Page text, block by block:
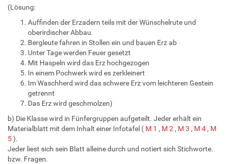
(Lösung:
Auffinden der Erzadern teils mit der Wünschelrute und
oberirdischer Abbau.
Bergleute fahren in Stollen ein und bauen Erz ab
Unter Tage werden Feuer gesetzt
Mit Haspeln wird das Erz hochgezogen
In einem Pochwerk wird es zerkleinert
Im Waschherd wird das schwere Erz vom leichteren Gestein
getrennt
Das Erz wird geschmolzen)
b) Die Klasse wird in Fünfergruppen aufgeteilt. Jeder erhält ein
Materialblatt mit dem Inhalt einer Infotafel ( M 1 , M 2 , M 3 , M 4 , M
5).
Jeder liest sich sein Blatt alleine durch und notiert sich Stichworte.
bzw. Fragen.